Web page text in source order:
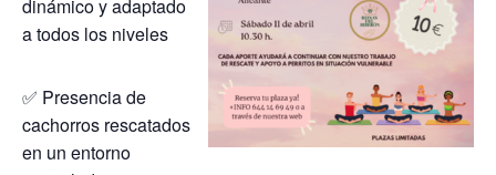
dinámico y adaptado
a todos los niveles
✅ Presencia de
cachorros rescatados
en un entorno